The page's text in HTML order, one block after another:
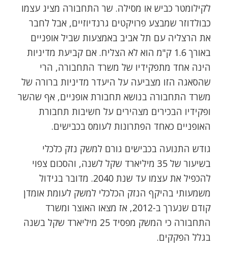
לקילומטר כביש או מסילה. שר התחבורה מציג עצמו
כבולדוזר שמבצע פרויקטים גרנדיוזיים, אבל לחבר
את הרצליה עם תל אביב באמצעות שביל אופניים
באורך 1.6 ק"מ הוא לא הצליח. אם קביעת מדיניות
הינה אחד מתפקידיו של משרד התחבורה, הרי
שהסאגה הזו מצביעה על היעדר מדיניות ברורה של
משרד התחבורה בנושא תחבורת אופניים, אף שהשר
ופקידיו הבכירים מצהירים על חשיבות תחבורת
האופניים כאחד הפתרונות לעומס בכבישים.
גודש התנועה בכבישים גורם למשק נזק כלכלי
בשיעור של 35 מיליארד שקל לשנה, והסכום צפוי
להכפיל את עצמו עד שנת 2040. מדובר בגידול
משמעותי בהיקף הנזק הכלכלי למשק לעומת אומדן
קודם שנערך ב-2012, אז מצאו האוצר ומשרד
התחבורה כי המשק מפסיד 25 מיליארד שקל בשנה
בגלל הפקקים.